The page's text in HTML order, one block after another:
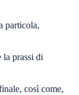
particola,
la prassi di
così come,